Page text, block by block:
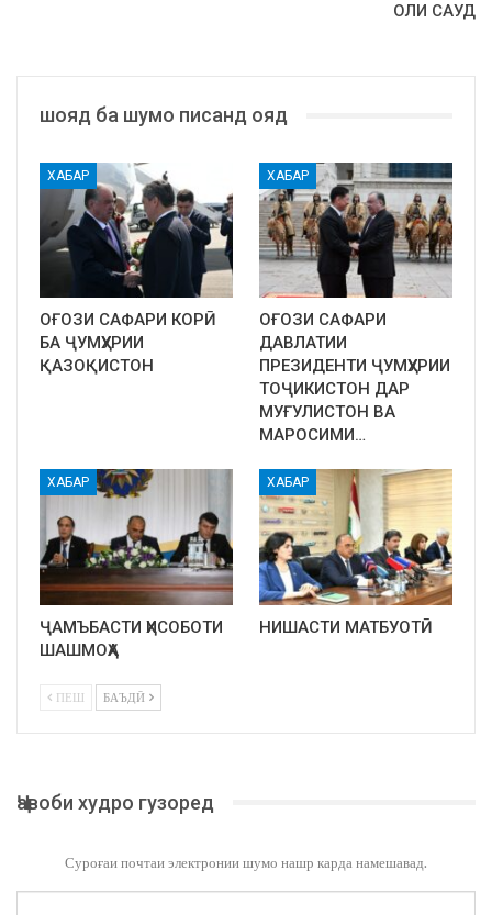
ОЛИ САУД
шояд ба шумо писанд ояд
ХАБАР
ОҒОЗИ САФАРИ КОРӢ
БА ҶУМҲУРИИ
ҚАЗОҚИСТОН
ХАБАР
ОҒОЗИ САФАРИ
ДАВЛАТИИ
ПРЕЗИДЕНТИ ҶУМҲУРИИ
ТОҶИКИСТОН ДАР
МУҒУЛИСТОН ВА
МАРОСИМИ…
ХАБАР
ҶАМЪБАСТИ ҲИСОБОТИ
ШАШМОҲА
ХАБАР
НИШАСТИ МАТБУОТӢ
ПЕШ БАЪДӢ
Ҷавоби худро гузоред
Суроғаи почтаи электронии шумо нашр карда намешавад.